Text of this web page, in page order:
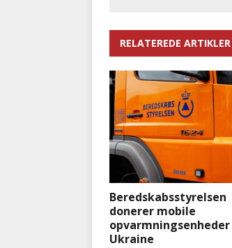
RELATEREDE ARTIKLER
Beredskabsstyrelsen
donerer mobile
Ukraine